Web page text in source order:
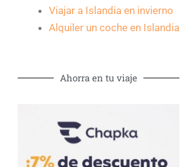
Viajar a Islandia en invierno
Alquiler un coche en Islandia
Ahorra en tu viaje